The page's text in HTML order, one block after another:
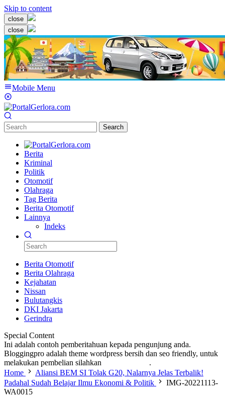
Skip to content
close
close
Mobile Menu
Search
Berita
Kriminal
Politik
Otomotif
Olahraga
Tag Berita
Berita Otomotif
Lainnya
Indeks
Berita Otomotif
Berita Olahraga
Kejahatan
Nissan
Bulutangkis
DKI Jakarta
Gerindra
Special Content
Ini adalah contoh pemberitahuan kepada pengunjung anda.
Bloggingpro adalah theme wordpress bersih dan seo friendly, untuk
melakukan pembelian silahkan
.
Home
Aliansi BEM SI Tolak G20, Nalarnya Jelas Terbalik!
Padahal Sudah Belajar Ilmu Ekonomi & Politik
IMG-20221113-
WA0015